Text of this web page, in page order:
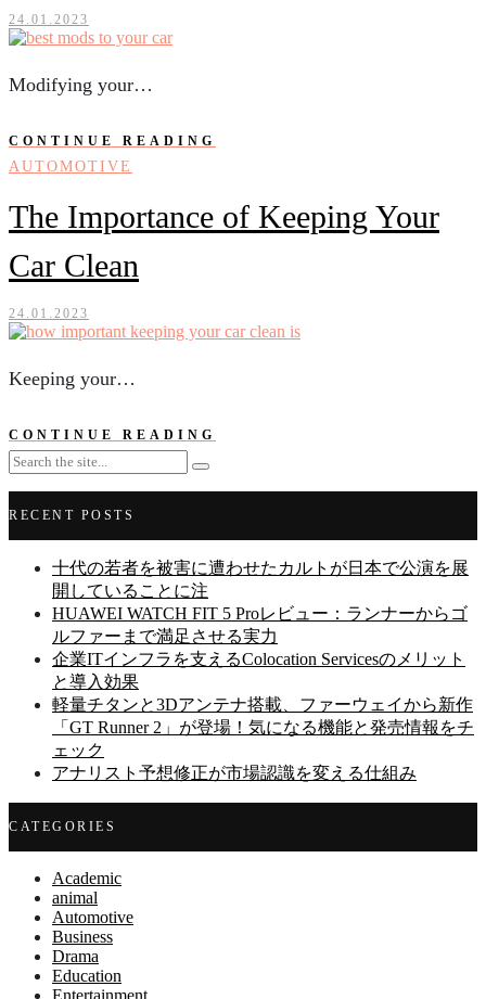
24.01.2023
Modifying your…
CONTINUE READING
AUTOMOTIVE
The Importance of Keeping Your
Car Clean
24.01.2023
Keeping your…
CONTINUE READING
RECENT POSTS
十代の若者を被害に遭わせたカルトが日本で公演を展
開していることに注
HUAWEI WATCH FIT 5 Proレビュー：ランナーからゴ
ルファーまで満足させる実力
企業ITインフラを支えるColocation Servicesのメリット
と導入効果
軽量チタンと3Dアンテナ搭載、ファーウェイから新作
「GT Runner 2」が登場！気になる機能と発売情報をチ
ェック
アナリスト予想修正が市場認識を変える仕組み
CATEGORIES
Academic
animal
Automotive
Business
Drama
Education
Entertainment